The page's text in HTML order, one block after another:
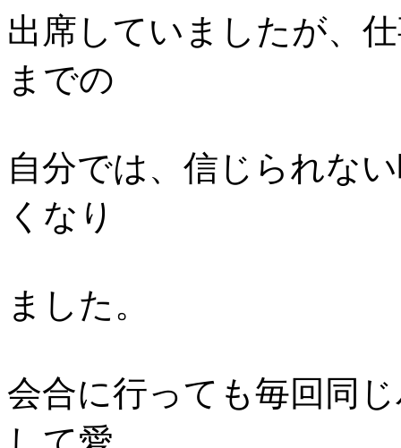
出席していましたが、
までの
自分では、信じられな
くなり
ました。
会合に行っても毎回同